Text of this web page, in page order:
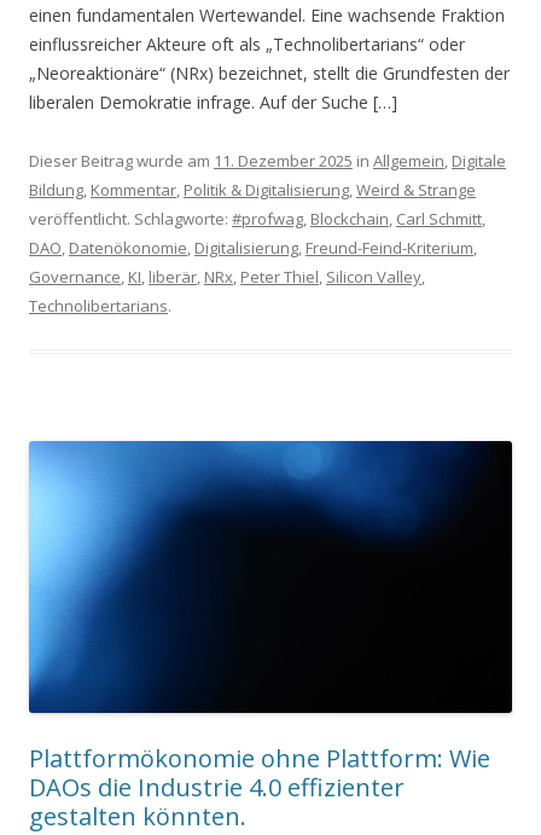
einen fundamentalen Wertewandel. Eine wachsende Fraktion
einflussreicher Akteure oft als „Technolibertarians“ oder
„Neoreaktionäre“ (NRx) bezeichnet, stellt die Grundfesten der
liberalen Demokratie infrage. Auf der Suche […]
Dieser Beitrag wurde am 11. Dezember 2025 in Allgemein, Digitale
Bildung, Kommentar, Politik & Digitalisierung,Weird & Strange
veröffentlicht. Schlagworte: #profwag, Blockchain, Carl Schmitt,
DAO, Datenökonomie, Digitalisierung, Freund-Feind-Kriterium,
Governance, KI, liberär, NRx, Peter Thiel, Silicon Valley,
Technolibertarians.
Plattformökonomie ohne Plattform: Wie
DAOs die Industrie 4.0 effizienter
gestalten könnten.